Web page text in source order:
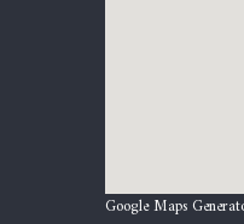
Google Maps